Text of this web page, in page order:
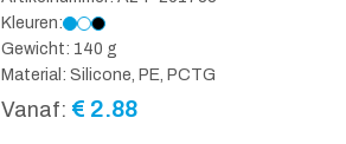
Kleuren:
Gewicht: 140 g
Material: Silicone, PE, PCTG
Vanaf: € 2.88